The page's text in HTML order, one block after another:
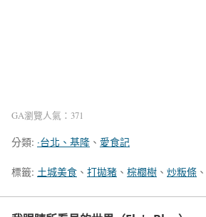
GA瀏覽人氣：371
分類: ‧台北、基隆 、 愛食記
標籤: 土城美食 、 打拋豬 、 棕櫚樹 、 炒粄條 、